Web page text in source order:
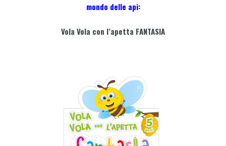
mondo delle api:
Vola Vola con l’apetta FANTASIA